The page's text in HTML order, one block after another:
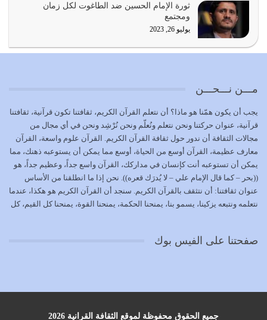
كل زمان…
يوليو 19, 2026
الوظيفة عبارة عن مسؤولية يجب النهوض بها كما ينبغي لكي
وَالْمُنْفِقِينَ…
يوليو 17, 2026
الاعتصام بحبل الله أمر إلهي للمؤمنين وهو بمثابة سبب بينهم
وبين الله يترتب عليه النصر…
يوليو 16, 2026
إما أن نحاول أن نكون من أولياء الله فيتم على أيدينا ضرب
يوليو 15, 2026
ثورة الإمام الحسين ضد الطاغوت لكل زمان
ومجتمع
يوليو 26, 2023
مـــن نـــحـــن
يجب أن يكون همّنا هو ماذا؟ أن نتعلم القرآن الكريم، ثقافتنا تكون قرآنية، ثقافتنا
قرآنية، عنوان حركتنا ونحن نتعلم ونُعلّم ونحن نُرْشِد ونحن في أي مجال من
مجالات الثقافة أن ندور حول ثقافة القرآن الكريم. القرآن علوم واسعة، القرآن
معارف عظيمة، القرآن أوسع من الحياة، أوسع مما يمكن أن يستوعبه ذهنك، مما
يمكن أن تستوعبه أنت كإنسان في مداركك، القرآن واسع جداً، وعظيم جداً، هو
((بحر – كما قال الإمام علي – لا يُدرَك قعره)). نحن إذا ما انطلقنا من الأساس
عنوان ثقافتنا: أن نتثقف بالقرآن الكريم. سنجد أن القرآن الكريم هو هكذا، عندما
نتعلمه ونتبعه يزكينا، يسمو بنا، يمنحنا الحكمة، يمنحنا القوة، يمنحنا كل القيم، كل
بمستوى أن نثقف الآخرين بالقرآن الكريم، وأن نتثقف بثقافة القرآن الكريم
صفحتنا على الفيس بوك
جميع الحقوق محفوظة لموقع الثقافة القرانية 2026